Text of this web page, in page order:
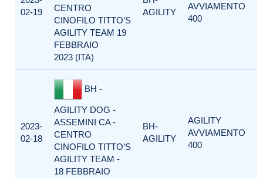
02-19
CENTRO
CINOFILO TITTO’S
AGILITY TEAM 19
FEBBRAIO
2023 (ITA)
AGILITY
AVVIAMENTO
400
2023-
02-18
BH -
AGILITY DOG -
ASSEMINI CA -
CENTRO
CINOFILO TITTO’S
AGILITY TEAM -
18 FEBBRAIO
BH-
AGILITY
AGILITY
AVVIAMENTO
400